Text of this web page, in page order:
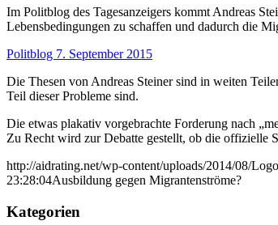
Im Politblog des Tagesanzeigers kommt Andreas
Lebensbedingungen zu schaffen und dadurch die
Politblog 7. September 2015
Die Thesen von Andreas Steiner sind in weiten
Teil dieser Probleme sind.
Die etwas plakativ vorgebrachte Forderung nach
Zu Recht wird zur Debatte gestellt, ob die offizielle
http://aidrating.net/wp-content/uploads/2014/08/
23:28:04Ausbildung gegen Migrantenströme?
Kategorien